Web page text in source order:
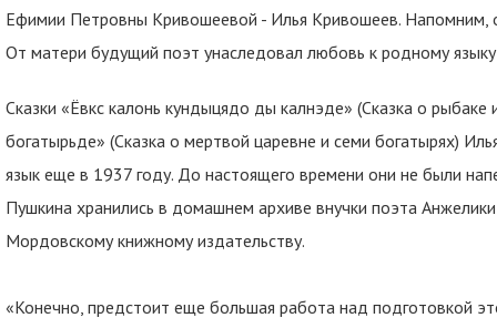
Ефимии Петровны Кривошеевой - Илья Кривошеев. Напомним,
От матери будущий поэт унаследовал любовь к родному языку
Сказки «Ёвкс калонь кундыцядо ды калнэде» (Сказка о
богатырьде» (Сказка о мертвой царевне и семи богатырях)
язык еще в 1937 году. До настоящего времени они не были
Пушкина хранились в домашнем архиве внучки поэта
Мордовскому книжному издательству.
«Конечно, предстоит еще большая работа над подготовкой